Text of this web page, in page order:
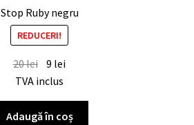
Stop Ruby negru
REDUCERI!
20lei 9 lei
TVA inclus
Adaugă în coș